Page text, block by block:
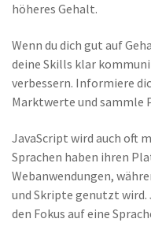
höheres Gehalt.
Wenn du dich gut auf
deine Skills klar
verbessern. Informiere
Marktwerte und sammle
JavaScript wird auch oft
Sprachen haben ihren
Webanwendungen,
und Skripte genutzt wird.
den Fokus auf eine